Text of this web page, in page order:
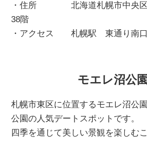
・住所 北海道札幌市中央区
38階
・アクセス 札幌駅 東通り南口
モエレ沼公園
札幌市東区に位置するモエレ沼公
公園の人気デートスポットです。
四季を通じて美しい景観を楽しむ